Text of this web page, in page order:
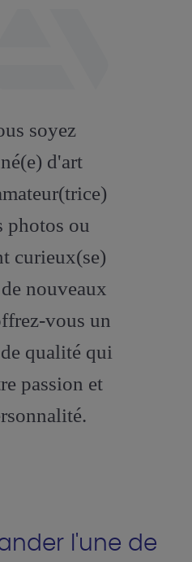
artstation
soyez
d'art
photos ou
curieux(se)
nouveaux
vous un
qualité qui
passion et
l'une de